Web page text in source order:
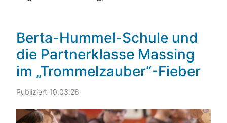
Berta-Hummel-Schule und
die Partnerklasse Massing
im „Trommelzauber“-Fieber
Publiziert 10.03.26